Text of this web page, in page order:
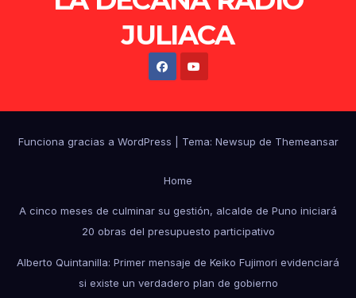
JULIACA
Funciona gracias a WordPress Tema: Newsup de Themeansar
Home
A cinco meses de culminar su gestión, alcalde de Puno iniciará
20 obras del presupuesto participativo
Alberto Quintanilla: Primer mensaje de Keiko Fujimori evidenciará
si existe un verdadero plan de gobierno